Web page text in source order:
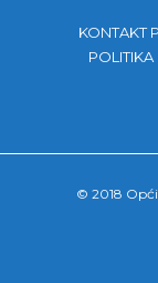
KONTAKT
POLITIKA
© 2018